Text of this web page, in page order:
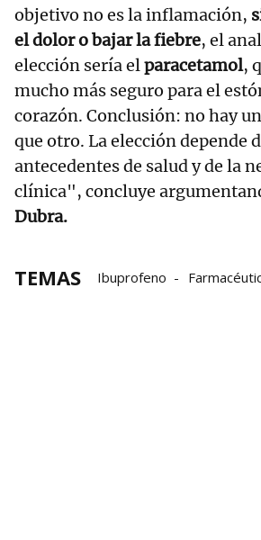
objetivo no es la inflamación,
el dolor o bajar la fiebre, el
elección sería elparacetamol,
mucho más seguro para el
corazón. Conclusión: no hay
que otro. La elección depende
antecedentes de salud y de la
clínica", concluye
Dubra.
TEMAS Ibuprofeno